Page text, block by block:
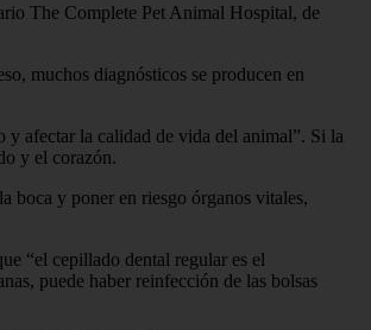
The Complete Pet Animal Hospital, de
muchos diagnósticos se producen en
y afectar la calidad de vida del animal”. Si la
y el corazón.
boca y poner en riesgo órganos vitales,
“el cepillado dental regular es el
puede haber reinfección de las bolsas